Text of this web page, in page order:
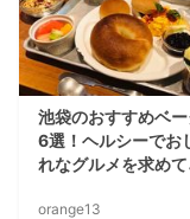
池袋のおすすめベ
6選！ヘルシーでお
れなグルメを求め
orange13